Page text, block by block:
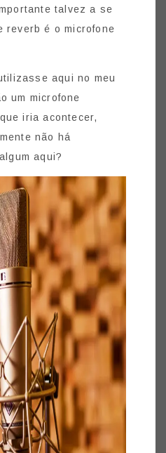
talvez a se
reverb é o microfone
aqui no meu
um microfone
iria acontecer,
não há
aqui?